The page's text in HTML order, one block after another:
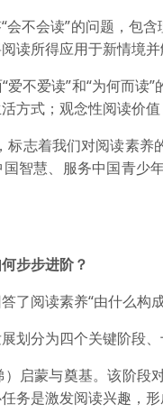
会不会读”的问题，包
读所得应用于新情境并
爱不爱读”和“为何而
方式；观念性阅读价
标志着我们对阅读素
智慧、服务中国青少
步步进阶？
了阅读素养“由什么构
划分为四个关键阶段、
启蒙与奠基。该阶段
务是激发阅读兴趣，形